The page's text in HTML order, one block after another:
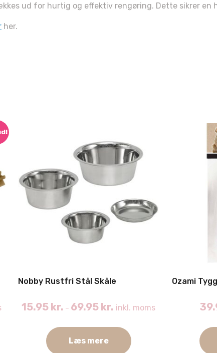
ud for hurtig og effektiv rengøring. Dette sikrer
her.
Nobby Rustfri Stål Skåle
15.95 kr. – 69.95 kr. inkl. moms
Læs mere
Ozami
Kat 🐱